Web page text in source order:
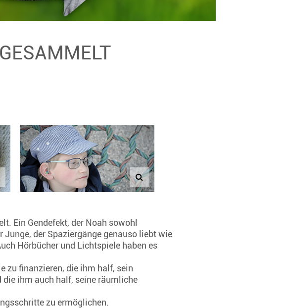
Ein Gendefekt, der Noah sowohl
der Spaziergänge genauso liebt wie
Hörbücher und Lichtspiele haben es
zu finanzieren, die ihm half, sein
die ihm auch half, seine räumliche
zu ermöglichen.